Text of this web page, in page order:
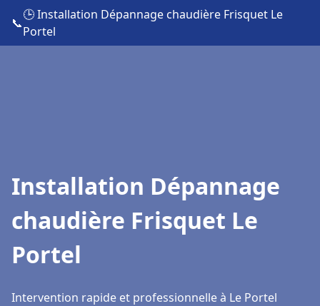
📞
🕒 Installation Dépannage chaudière Frisquet Le
Portel
Installation Dépannage
chaudière Frisquet Le
Portel
Intervention rapide et professionnelle à Le Portel